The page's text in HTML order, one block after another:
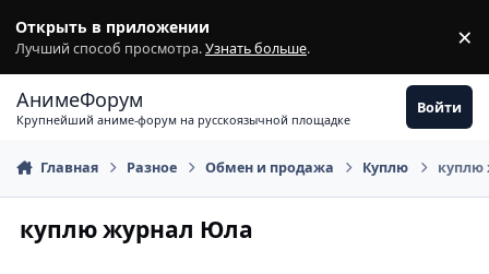
Открыть в приложении
Лучший способ просмотра.Узнать больше. ×
АнимеФорум
Крупнейший аниме-форум на русскоязычной площадке
Войти
Главная Разное Обмен и продажа Куплю куплю
куплю журнал Юла